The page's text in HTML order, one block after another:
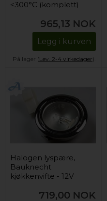
<300°C (komplett)
965,13 NOK
Legg i kurven
På lager (Lev. 2-4 virkedager).
Halogen lyspære,
Bauknecht
kjøkkenvifte - 12V
719,00 NOK